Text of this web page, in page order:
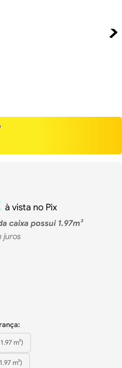
à vista no Pix
caixa possui 1.97m²
juros
1.97m²)
1.97m²)